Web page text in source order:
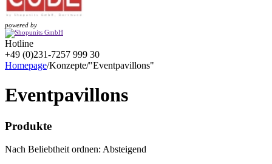
powered by
Hotline
+49 (0)231-7257 999 30
Homepage/Konzepte/"Eventpavillons"
Eventpavillons
Produkte
Nach Beliebtheit ordnen: Absteigend